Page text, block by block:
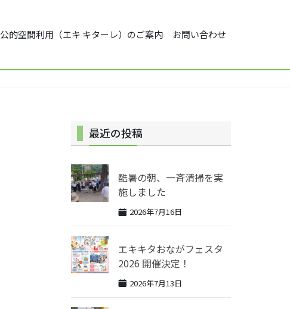
公的空間利用（エキ キターレ）のご案内 お問い合わせ
最近の投稿
酷暑の朝、一斉清掃を実
施しました
2026年7月16日
エキキタおながフェスタ
2026 開催決定！
2026年7月13日